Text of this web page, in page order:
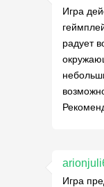
Игра
радует
Игра